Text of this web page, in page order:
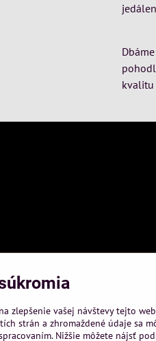
kvalitu
zlepšenie vašej návštevy tejto
strán a zhromaždené údaje sa
Nižšie môžete nájsť